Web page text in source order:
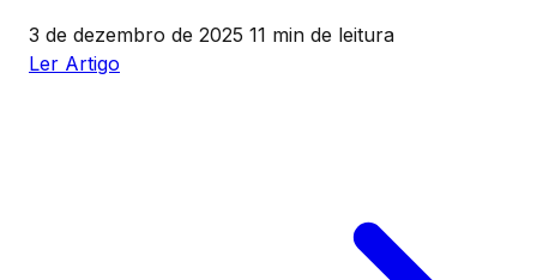
3 de dezembro de 2025 11 min de leitura
Ler Artigo